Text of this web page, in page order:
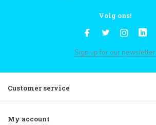
Volg ons!
Sign up for our newsletter
Customer service
My account